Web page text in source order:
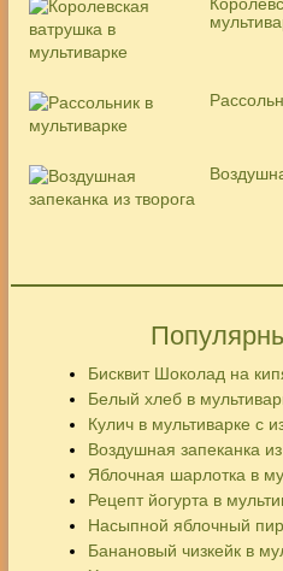
Бисквит Шоколад на
Белый хлеб в
Кулич в мультиварке с
Воздушная запеканка из
Яблочная шарлотка в
Рецепт йогурта в
Насыпной яблочный
Банановый чизкейк в